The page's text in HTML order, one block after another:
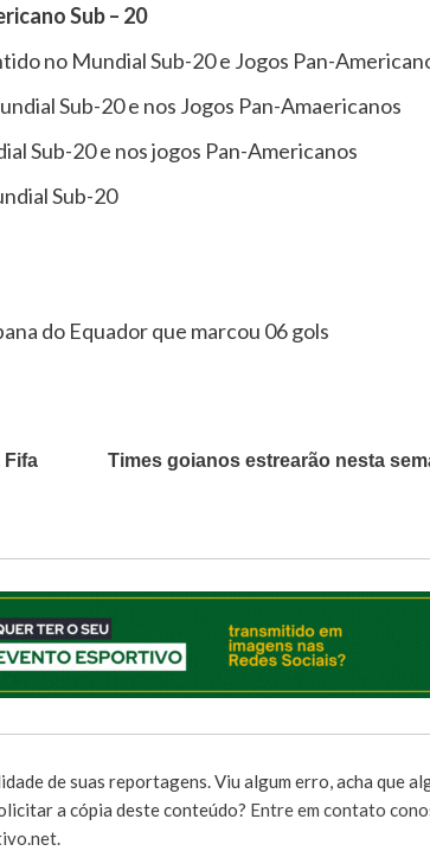
Sub – 20
no Mundial Sub-20 e Jogos Pan-
Sub-20 e nos Jogos Pan-Amaericanos
Sub-20 e nos jogos Pan-Americanos
Sub-20
do Equador que marcou 06 gols
Fifa
Times goianos estrearão nesta
de suas reportagens. Viu algum erro, acha que
a cópia deste conteúdo? Entre em contato
.